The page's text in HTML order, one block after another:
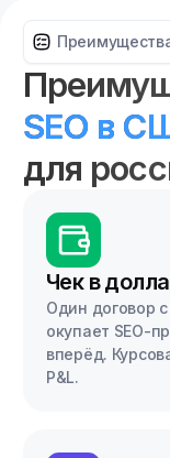
Омск
Санкт-
Уфа
SEO в
для
Чек в
Один договор
окупает SEO-
вперёд.
P&L.